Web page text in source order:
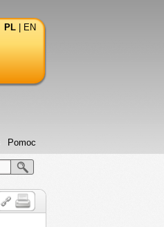
PL EN
Pomoc